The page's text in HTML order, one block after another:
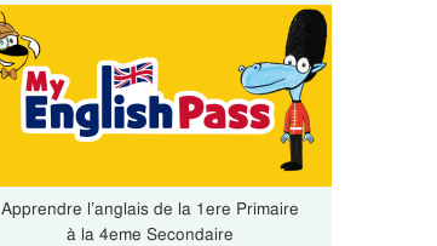
Apprendre l’anglais de la 1ere Primaire
à la 4eme Secondaire